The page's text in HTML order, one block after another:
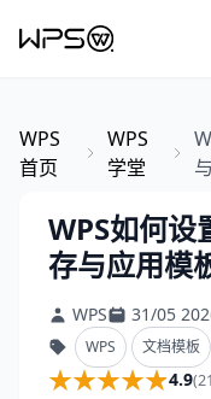
WPS
首页
WPS
学堂
WPS如何设
存与应用模
WPS 31/05
WPS 文档模板
★★★★★
★★★★★4.9